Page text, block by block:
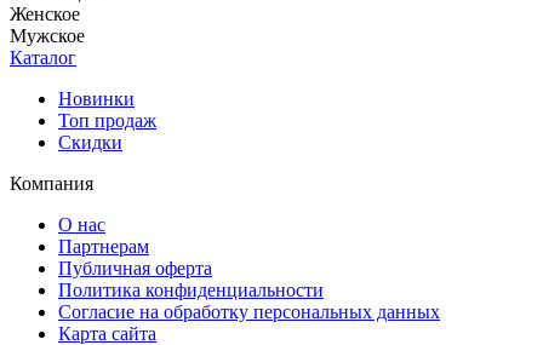
Женское
Мужское
Каталог
Новинки
Топ продаж
Скидки
Компания
О нас
Партнерам
Публичная оферта
Политика конфиденциальности
Согласие на обработку персональных данных
Карта сайта